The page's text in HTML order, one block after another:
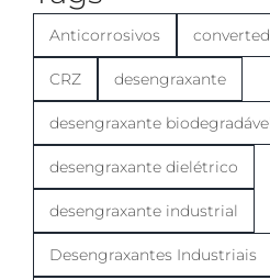
Anticorrosivos
CRZ desengraxante
desengraxante
desengraxante dielétrico
desengraxante industrial
Desengraxantes Industriais